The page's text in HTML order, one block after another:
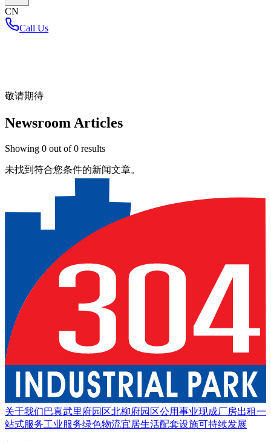
CN
Call Us
敬请期待
Newsroom Articles
Showing 0 out of0 results
未找到符合您条件的新闻文章。
关于我们巴真武里府园区北柳府园区公用事业现成厂房出租一
站式服务工业服务绿色物流宜居生活配套设施可持续发展